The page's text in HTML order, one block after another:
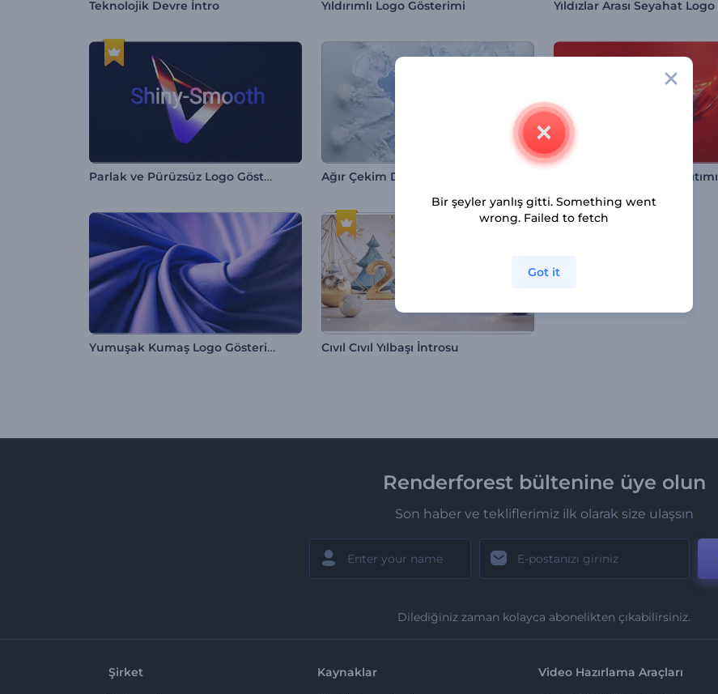
Teknolojik Devre İntro Yıldırımlı Logo Gösterimi
Parlak ve Pürüzsüz Logo Gösterimi Ağır Çekim Duman Logo Liquid Fusion Logo Tanıtımı
Yumuşak Kumaş Logo Gösterimi Cıvıl Cıvıl Yılbaşı İntrosu
Renderforest bültenine üye olun
Son haber ve tekliflerimiz ilk olarak size ulaşsın
Dilediğiniz zaman kolayca abonelikten çıkabilirsiniz.
Şirket Kaynaklar Video Hazırlama Araçları
Bir şeyler yanlış gitti. Something went
wrong. Failed to fetch
Got it